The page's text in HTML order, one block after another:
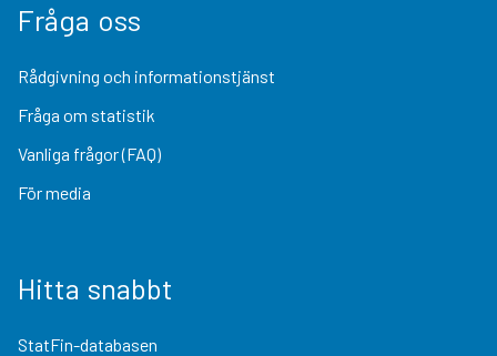
Fråga oss
Rådgivning och informationstjänst
Fråga om statistik
Vanliga frågor (FAQ)
För media
Hitta snabbt
StatFin-databasen